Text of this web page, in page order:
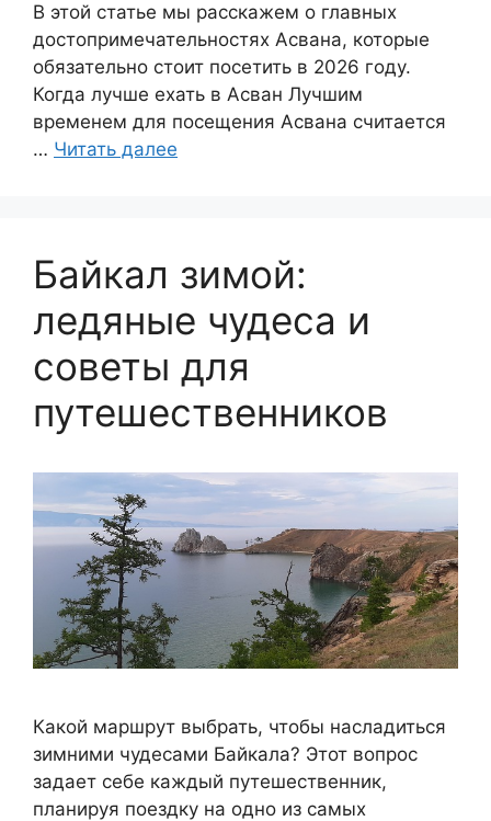
В этой статье мы расскажем о главных
достопримечательностях Асвана, которые
обязательно стоит посетить в 2026 году.
Когда лучше ехать в Асван Лучшим
временем для посещения Асвана считается
… Читать далее
Байкал зимой:
ледяные чудеса и
советы для
путешественников
Какой маршрут выбрать, чтобы насладиться
зимними чудесами Байкала? Этот вопрос
задает себе каждый путешественник,
планируя поездку на одно из самых